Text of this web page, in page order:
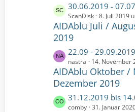
r
g
e
t
e
B
e
i
t
r
ä
e
L
e
t
z
e
B
e
i
t
r
30.06.2019 -
ScanDisk 8. Juli 2019
AIDAblu Juli /
2019
L
e
t
z
e
22.09 - 29.09.2019
nastra 14. November
AIDAblu Oktober /
Dezember 2019
L
e
31.12.2019 bis
comby 31. Januar